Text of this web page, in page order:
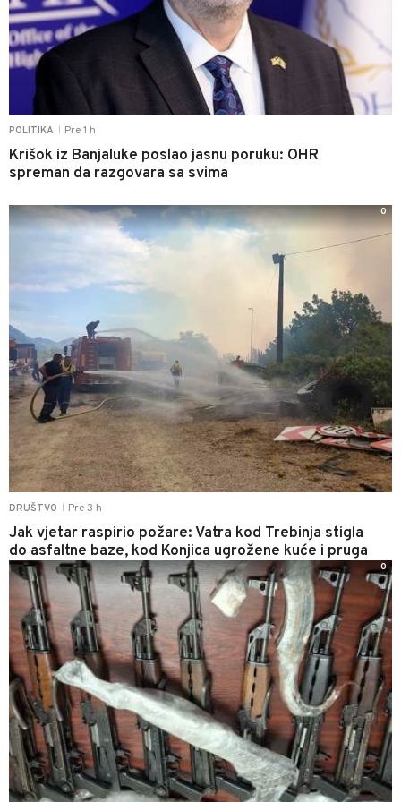
POLITIKA Pre 1 h
Krišok iz Banjaluke poslao jasnu poruku: OHR
spreman da razgovara sa svima
DRUŠTVO Pre 3 h
Jak vjetar raspirio požare: Vatra kod Trebinja stigla
do asfaltne baze, kod Konjica ugrožene kuće i pruga
0
0